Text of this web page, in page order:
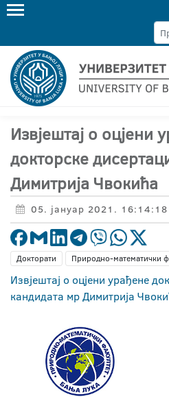
Извјештај о оцјени
докторске
Димитрија Чвокића
05. јануар 2021. 16:14:18
Докторати Природно-математички
Извјештај о оцјени урађене
кандидата мр Димитрија